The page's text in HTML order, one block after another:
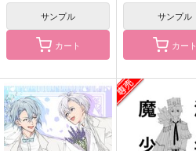
サンプル
カート
サンプル
カート